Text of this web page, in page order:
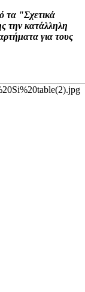
τα "Σχετικά
την κατάλληλη
για τους